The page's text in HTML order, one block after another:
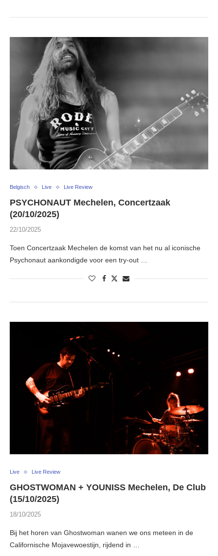
Belgisch Live Live Review
PSYCHONAUT Mechelen, Concertzaak
(20/10/2025)
22/10/2025
Toen Concertzaak Mechelen de komst van het nu al iconische
Psychonaut aankondigde voor een try-out …
Live Live Review
GHOSTWOMAN + YOUNISS Mechelen, De Club
(15/10/2025)
18/10/2025
Bij het horen van Ghostwoman wanen we ons meteen in de
Californische Mojavewoestijn, rijdend in …